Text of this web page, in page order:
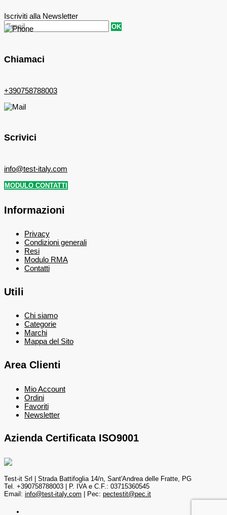
Iscriviti alla Newsletter
OK
Chiamaci
+390758788003
Scrivici
info@test-italy.com
MODULO CONTATTI
Informazioni
Privacy
Condizioni generali
Resi
Modulo RMA
Contatti
Utili
Chi siamo
Categorie
Marchi
Mappa del Sito
Area Clienti
Mio Account
Ordini
Favoriti
Newsletter
Azienda Certificata ISO9001
Test-it Srl | Strada Battifoglia 14/n, Sant'Andrea delle Fratte, PG
Tel. +390758788003 | P. IVA e C.F.: 03715360545
Email: info@test-italy.com | Pec: pectestit@pec.it